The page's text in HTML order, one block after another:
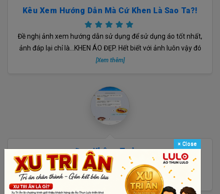
Kêu Xem Hướng Dẫn Mà Cứ Khen Là Sao Ta?!
Đề nghị ảnh xem hướng dẫn sử dụng để sử dụng áo tốt nhất,
ảnh đáp lại chỉ là…KHEN ÁO ĐẸP. Hết biết với ảnh luôn vậy đó
[Xem thêm]
Đẹp Không Tưởng
Tưởng không đẹp, ai dè ĐẸP KHÔNG TƯỞNG [Xem thêm]
× Close